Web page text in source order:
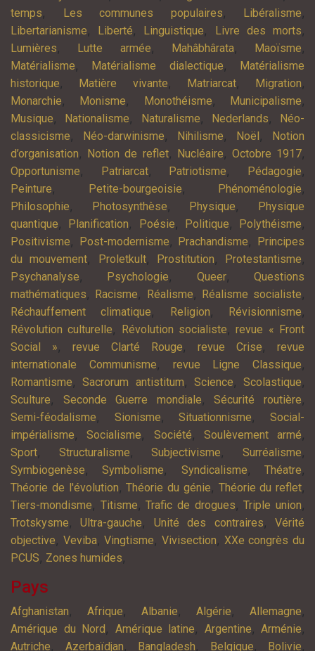
temps, Les communes populaires, Libéralisme,
Libertarianisme, Liberté, Linguistique, Livre des morts,
Lumières, Lutte armée, Mahâbhârata, Maoïsme,
Matérialisme, Matérialisme dialectique,
Matérialisme
historique, Matière vivante, Matriarcat, Migration,
Monarchie, Monisme, Monothéisme, Municipalisme,
Musique, Nationalisme, Naturalisme, Nederlands,
Néo-
classicisme, Néo-darwinisme, Nihilisme, Noël ,
Notion
d’organisation, Notion de reflet, Nucléaire, Octobre 1917,
Opportunisme, Patriarcat, Patriotisme, Pédagogie,
Peinture, Petite-bourgeoisie, Phénoménologie,
Philosophie, Photosynthèse, Physique,
Physique
quantique, Planification, Poésie, Politique, Polythéisme,
Positivisme, Post-modernisme, Prachandisme,
Principes
du mouvement, Proletkult, Prostitution, Protestantisme,
Psychanalyse, Psychologie, Queer,Questions
mathématiques, Racisme, Réalisme, Réalisme socialiste,
Réchauffement climatique, Religion, Révisionnisme,
Révolution culturelle, Révolution socialiste,revue « Front
Social », revue Clarté Rouge, revue Crise, revue
internationale Communisme, revue Ligne Classique,
Romantisme,Sacrorum antistitum, Science, Scolastique,
Sculture, Seconde Guerre mondiale,Sécurité routière,
Semi-féodalisme, Sionisme,Situationnisme,Social-
impérialisme,Socialisme, Société, Soulèvement armé,
Sport, Structuralisme,Subjectivisme,Surréalisme,
Symbiogenèse,Symbolisme, Syndicalisme,Théatre,
Théorie de l'évolution,Théorie du génie, Théorie du reflet,
Tiers-mondisme, Titisme,Trafic de drogues,Triple union,
Trotskysme,Ultra-gauche, Unité des contraires,Vérité
objective, Veviba,Vingtisme,Vivisection, XXe congrès du
PCUS, Zones humides,
Pays
Afghanistan, Afrique, Albanie, Algérie, Allemagne,
Amérique du Nord , Amérique latine, Argentine, Arménie,
Autriche, Azerbaïdjan, Bangladesh, Belgique, Bolivie,